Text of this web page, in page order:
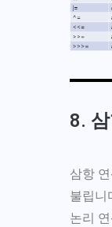
8.
삼항
불립니
논리